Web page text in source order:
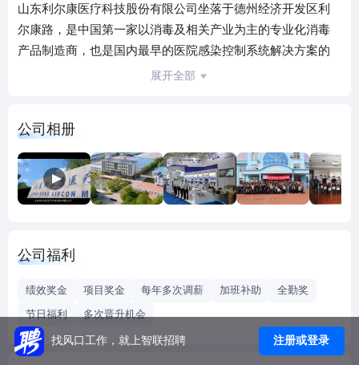
山东利尔康医疗科技股份有限公司坐落于德州经济开发区利
尔康路，是中国第一家以消毒及相关产业为主的专业化消毒
产品制造商，也是国内最早的医院感染控制系统解决方案的
制造商。公司始建于二十世纪九十年代初，目前拥有三家全
供，现有产品共九大系列一百多个品种，并取得了中国官方
批准的产品许可批件及国家、省级权威检测机构的认证。
科学和技术的不断创新使利尔康的产品始终走在时代的前
沿。在中国，利尔康的产品已广泛应用于医疗卫生领域，并
非洲地区。企业通过为社会提供高品质产品获得了良好的发
经营理念：堂堂正正做人，踏踏实实做事；
用人原则：合适就是人才，各尽所能，按能分配。
展开全部
公司相册
公司福利
绩效奖金 项目奖金 每年多次调薪 加班补助
全勤奖
节日福利
多次晋升机会
找风口工作，就上智联招聘 注册或登录